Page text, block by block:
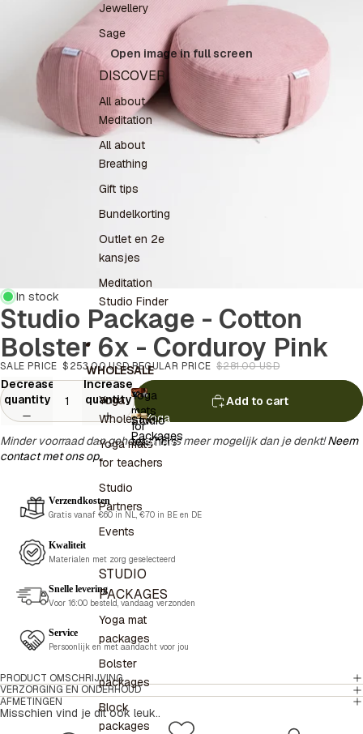
Jewellery
Sage
DISCOVER
All about
Meditation
All about
Breathing
Gift tips
Bundelkorting
Outlet en 2e
kansjes
Meditation
Studio Finder
WHOLESALE
Yoga
Wholesale
Yoga mats
for teachers
Studio
Partners
Events
STUDIO
PACKAGES
Yoga mat
packages
Bolster
packages
Block
packages
Yoga
mats
for
teachers
Yoga
mats for
teachers
Studio
Packages
Studio
Open image in full screen
In stock
Studio Package - Cotton
Bolster 6x - Corduroy Pink
SALE PRICE $253.00 USD REGULAR PRICE $281.00 USD
Decrease
quantity
Increase
quantity
Add to cart
Minder voorraad dan gehoopt? Er is meer mogelijk dan je denkt!Neem
contact met ons op.
Verzendkosten
Gratis vanaf €60 in NL, €70 in BE en DE
Kwaliteit
Materialen met zorg geselecteerd
Snelle levering
Voor 16:00 besteld, vandaag verzonden
Service
Persoonlijk en met aandacht voor jou
PRODUCT OMSCHRIJVING
VERZORGING EN ONDERHOUD
AFMETINGEN
Misschien vind je dit ook leuk..